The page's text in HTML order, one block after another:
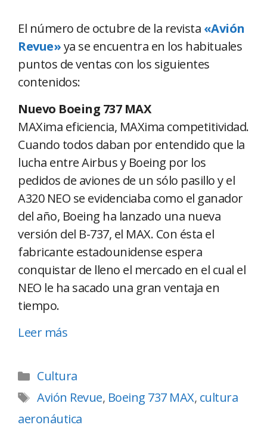
El número de octubre de la revista «Avión
Revue»ya se encuentra en los habituales
puntos de ventas con los siguientes
contenidos:
Nuevo Boeing 737 MAX
MAXima eficiencia, MAXima competitividad.
Cuando todos daban por entendido que la
lucha entre Airbus y Boeing por los
pedidos de aviones de un sólo pasillo y el
A320 NEO se evidenciaba como el ganador
del año, Boeing ha lanzado una nueva
versión del B-737, el MAX. Con ésta el
fabricante estadounidense espera
conquistar de lleno el mercado en el cual el
NEO le ha sacado una gran ventaja en
tiempo.
Leer más
Cultura
Avión Revue, Boeing 737 MAX, cultura
aeronáutica